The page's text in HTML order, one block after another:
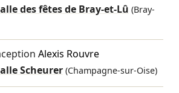
des fêtes de Bray-et-Lû (Bray-
Alexis Rouvre
Scheurer (Champagne-sur-Oise)